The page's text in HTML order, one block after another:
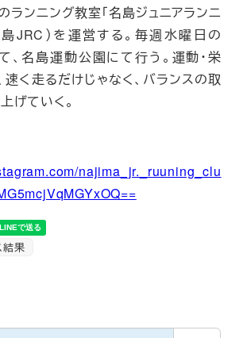
ランニング教室「名島ジュニアランニ
JRC）を運営する。毎週水曜日の
、名島運動公園にて行う。運動・栄
速く走るだけじゃなく、バランスの取
げていく。
najima_jr._ruuning_clu
結果